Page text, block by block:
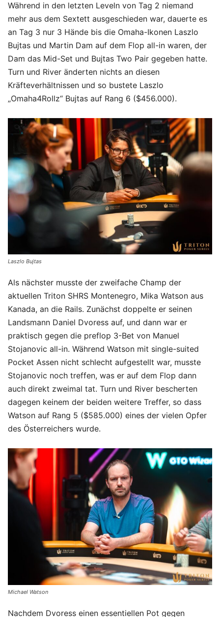
Während in den letzten Leveln von Tag 2 niemand
mehr aus dem Sextett ausgeschieden war, dauerte es
an Tag 3 nur 3 Hände bis die Omaha-Ikonen Laszlo
Bujtas und Martin Dam auf dem Flop all-in waren, der
Dam das Mid-Set und Bujtas Two Pair gegeben hatte.
Turn und River änderten nichts an diesen
Kräfteverhältnissen und so bustete Laszlo
„Omaha4Rollz“ Bujtas auf Rang 6 ($456.000).
Laszlo Bujtas
Als nächster musste der zweifache Champ der
aktuellen Triton SHRS Montenegro, Mika Watson aus
Kanada, an die Rails. Zunächst doppelte er seinen
Landsmann Daniel Dvoress auf, und dann war er
praktisch gegen die preflop 3-Bet von Manuel
Stojanovic all-in. Während Watson mit single-suited
Pocket Assen nicht schlecht aufgestellt war, musste
Stojanovic noch treffen, was er auf dem Flop dann
auch direkt zweimal tat. Turn und River bescherten
dagegen keinem der beiden weitere Treffer, so dass
Watson auf Rang 5 ($585.000) eines der vielen Opfer
des Österreichers wurde.
Michael Watson
Nachdem Dvoress einen essentiellen Pot gegen